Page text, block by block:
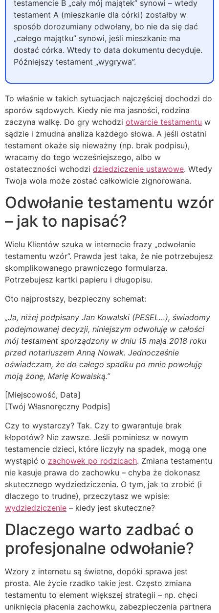
testamencie B „cały mój majątek” synowi – wtedy
testament A (mieszkanie dla córki) zostałby w
sposób dorozumiany odwołany, bo nie da się dać
„całego majątku” synowi, jeśli mieszkanie ma
dostać córka. Wtedy to data dokumentu decyduje.
Późniejszy testament „wygrywa”.
To właśnie w takich sytuacjach najczęściej dochodzi do
sporów sądowych. Kiedy nie ma jasności, rodzina
zaczyna walkę. Do gry wchodzi otwarcie testamentu w
sądzie i żmudna analiza każdego słowa. A jeśli ostatni
testament okaże się nieważny (np. brak podpisu),
wracamy do tego wcześniejszego, albo w
ostateczności wchodzi dziedziczenie ustawowe. Wtedy
Twoja wola może zostać całkowicie zignorowana.
Odwołanie testamentu wzór
– jak to napisać?
Wielu Klientów szuka w internecie frazy „odwołanie
testamentu wzór”. Prawda jest taka, że nie potrzebujesz
skomplikowanego prawniczego formularza.
Potrzebujesz kartki papieru i długopisu.
Oto najprostszy, bezpieczny schemat:
„Ja, niżej podpisany Jan Kowalski (PESEL…), świadomy
podejmowanej decyzji, niniejszym odwołuję w całości
mój testament sporządzony w dniu 15 maja 2018 roku
przed notariuszem Anną Nowak. Jednocześnie
oświadczam, że do całego spadku po mnie powołuję
moją żonę, Marię Kowalską.”
[Miejscowość, Data]
[Twój Własnoręczny Podpis]
Czy to wystarczy? Tak. Czy to gwarantuje brak
kłopotów? Nie zawsze. Jeśli pominiesz w nowym
testamencie dzieci, które liczyły na spadek, mogą one
wystąpić o zachowek po rodzicach. Zmiana testamentu
nie kasuje prawa do zachowku – chyba że dokonasz
skutecznego wydziedziczenia. O tym, jak to zrobić (i
dlaczego to trudne), przeczytasz we wpisie:
wydziedziczenie – kiedy jest skuteczne?
Dlaczego warto zadbać o
profesjonalne odwołanie?
Wzory z internetu są świetne, dopóki sprawa jest
prosta. Ale życie rzadko takie jest. Często zmiana
testamentu to element większej strategii – np. chęci
uniknięcia płacenia zachowku, zabezpieczenia partnera